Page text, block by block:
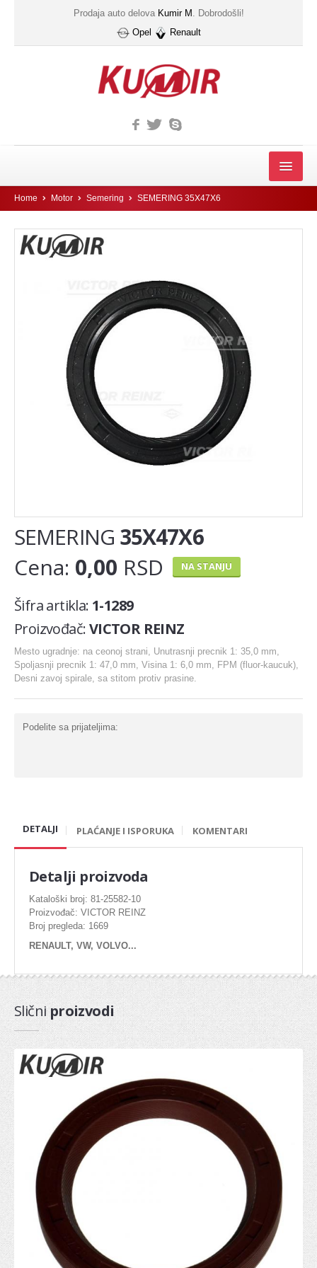
Prodaja auto delova Kumir M . Dobrodošli!
Opel
Renault
MOTOR
Filter automatskog menjača
IZDUVNI SISTEM
Auspuh lonac
Lambda sonda
Nosač auspuha
EGR(AGR) ventil
Španer kanalnog (PK) kaiša
Zupcasti kais
Klackalice
Karike
Komplet za generalnu
Ležaj radilice
Nosač motora
Podizaci ventila
Gumice ventila
DIHTUNG
Dihtung glave
Dihtung izduva
Dihtung komplet
Dihtung poklopca
Dihtung dekle lanca
PRIPREMA GORIVA
Pumpa za gorivo
Potenciometar
Regulator
Protokomer
Elektromagnetni ventil
SENZOR
Home Motor Semering SEMERING 35X47X6
SEMERING 35X47X6
Cena: 0,00 RSD NA STANJU
Šifra artikla: 1-1289
Proizvođač:VICTOR REINZ
Mesto ugradnje: na ceonoj strani, Unutrasnji precnik 1: 35,0 mm,
Spoljasnji precnik 1: 47,0 mm, Visina 1: 6,0 mm, FPM (fluor-kaucuk),
Desni zavoj spirale, sa stitom protiv prasine.
Podelite sa prijateljima:
DETALJI PLAĆANJE I ISPORUKA KOMENTARI
Detalji proizvoda
Kataloški broj: 81-25582-10
Proizvođač: VICTOR REINZ
Broj pregleda: 1669
RENAULT, VW, VOLVO...
Slični proizvodi